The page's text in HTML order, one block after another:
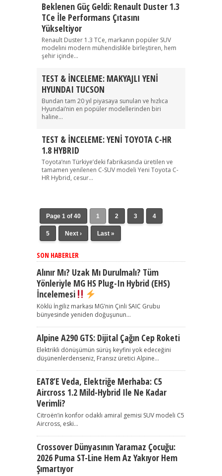
Beklenen Güç Geldi: Renault Duster 1.3
TCe İle Performans Çıtasını
Yükseltiyor
Renault Duster 1.3 TCe, markanın popüler SUV
modelini modern mühendislikle birleştiren, hem
şehir içinde...
TEST & İNCELEME: MAKYAJLI YENİ
HYUNDAI TUCSON
Bundan tam 20 yıl piyasaya sunulan ve hızlıca
Hyundai’nin en popüler modellerinden biri
haline...
TEST & İNCELEME: YENİ TOYOTA C-HR
1.8 HYBRID
Toyota’nın Türkiye’deki fabrikasında üretilen ve
tamamen yenilenen C-SUV modeli Yeni Toyota C-
HR Hybrid, cesur...
Page 1 of 40 1 2 3 4
5 Next › Last »
SON HABERLER
Alınır Mı? Uzak Mı Durulmalı? Tüm
Yönleriyle MG HS Plug-In Hybrid (EHS)
İncelemesi
Köklü İngiliz markası MG’nin Çinli SAIC Grubu
bünyesinde yeniden doğuşunun...
Alpine A290 GTS: Dijital Çağın Cep Roketi
Elektrikli dönüşümün sürüş keyfini yok edeceğini
düşünenlerdenseniz, Fransız üretici Alpine...
EAT8’e Veda, Elektriğe Merhaba: C5
Aircross 1.2 Mild-Hybrid Ile Ne Kadar
Verimli?
Citroën’in konfor odaklı amiral gemisi SUV modeli C5
Aircross, eski...
Crossover Dünyasının Yaramaz Çocuğu:
2026 Puma ST-Line Hem Az Yakıyor Hem
Şımartıyor